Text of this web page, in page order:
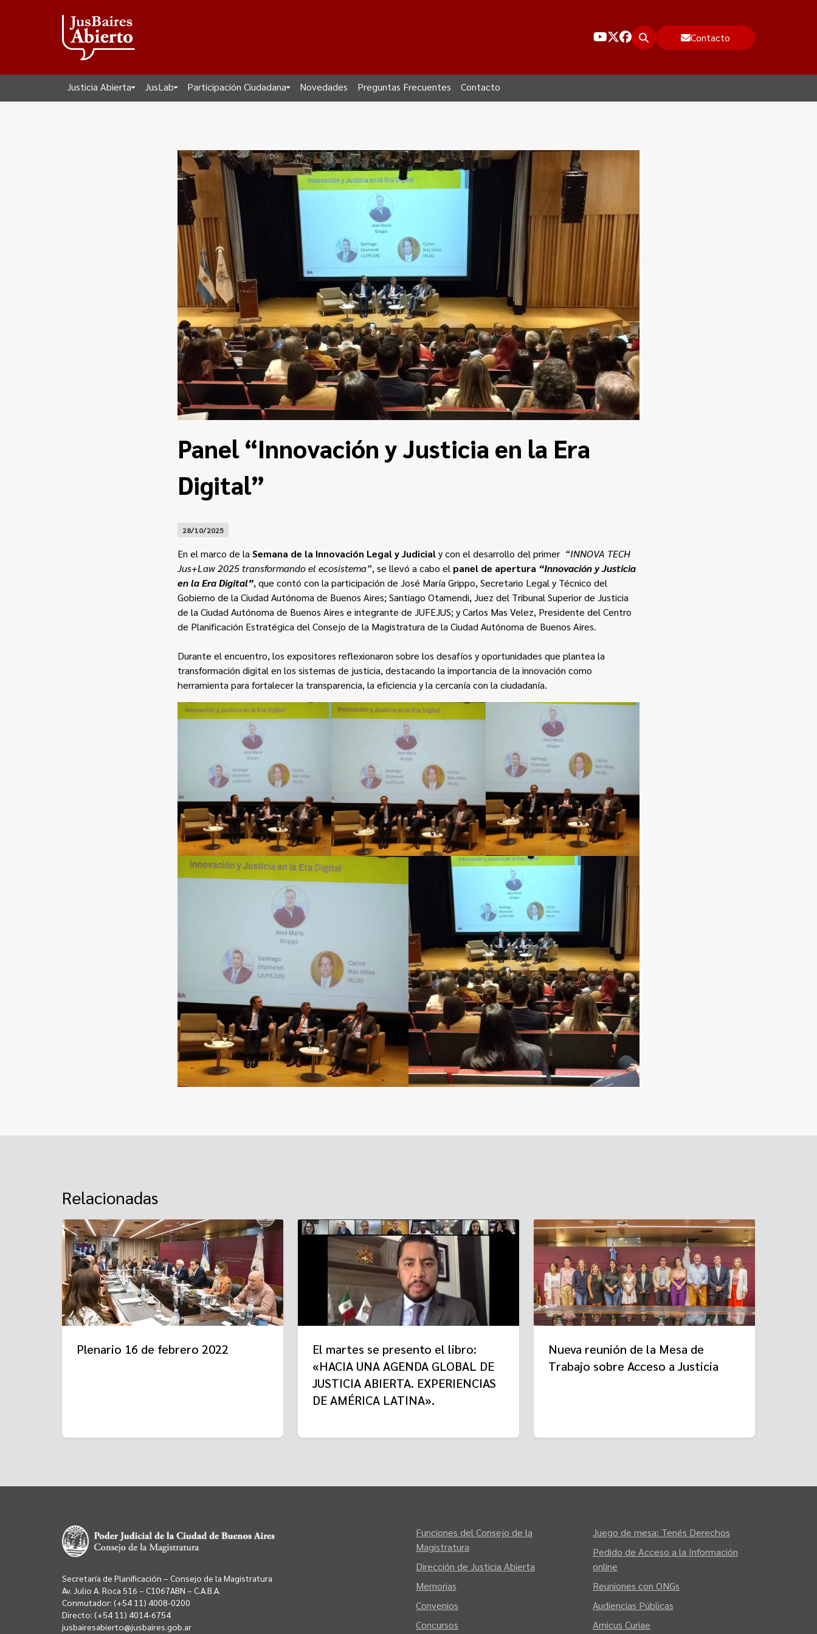
Contacto
Justicia Abierta JusLab Participación Ciudadana Novedades Preguntas Frecuentes Contacto
Panel “Innovación y Justicia en la Era
Digital”
28/10/2025
En el marco de la Semana de la Innovación Legal y Judicialy con el desarrollo del primer “INNOVA TECH
Jus+Law 2025 transformando el ecosistema”, se llevó a cabo el panel de apertura “Innovación y Justicia
en la Era Digital”, que contó con la participación de José María Grippo, Secretario Legal y Técnico del
Gobierno de la Ciudad Autónoma de Buenos Aires; Santiago Otamendi, Juez del Tribunal Superior de Justicia
de la Ciudad Autónoma de Buenos Aires e integrante de JUFEJUS; y Carlos Mas Velez, Presidente del Centro
de Planificación Estratégica del Consejo de la Magistratura de la Ciudad Autónoma de Buenos Aires.
Durante el encuentro, los expositores reflexionaron sobre los desafíos y oportunidades que plantea la
transformación digital en los sistemas de justicia, destacando la importancia de la innovación como
herramienta para fortalecer la transparencia, la eficiencia y la cercanía con la ciudadanía.
Relacionadas
Plenario 16 de febrero 2022
El martes se presento el libro:
«HACIA UNA AGENDA GLOBAL DE
JUSTICIA ABIERTA. EXPERIENCIAS
DE AMÉRICA LATINA».
Nueva reunión de la Mesa de
Trabajo sobre Acceso a Justicia
Secretaría de Planificación – Consejo de la Magistratura
Av. Julio A. Roca 516 – C1067ABN – C.A.B.A.
Conmutador: (+54 11) 4008-0200
Directo: (+54 11) 4014-6754
jusbairesabierto@jusbaires.gob.ar
Funciones del Consejo de la
Magistratura
Dirección de Justicia Abierta
Memorias
Convenios
Concursos
Juego de mesa: Tenés Derechos
Pedido de Acceso a la Información
online
Reuniones con ONGs
Audiencias Públicas
Amicus Curiae